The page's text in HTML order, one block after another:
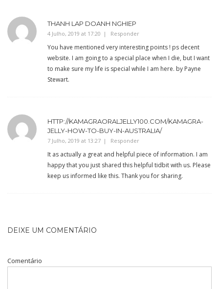
THANH LAP DOANH NGHIEP
4 Julho, 2019 at 17:20 Responder
You have mentioned very interesting points ! ps decent
website. I am going to a special place when I die, but I want
to make sure my life is special while I am here. by Payne
Stewart.
HTTP://KAMAGRAORALJELLY100.COM/KAMAGRA-
JELLY-HOW-TO-BUY-IN-AUSTRALIA/
7 Julho, 2019 at 13:27 Responder
It as actually a great and helpful piece of information. I am
happy that you just shared this helpful tidbit with us. Please
keep us informed like this. Thank you for sharing.
DEIXE UM COMENTÁRIO
Comentário